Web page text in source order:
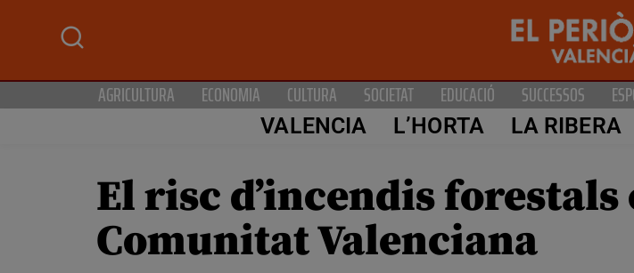
AGRICULTURA ECONOMIA CULTURA SOCIETAT EDUCACIÓ SUCCESSOS
VALENCIA L’HORTA LA RIBERA
El risc d’incendis
Comunitat Valenciana